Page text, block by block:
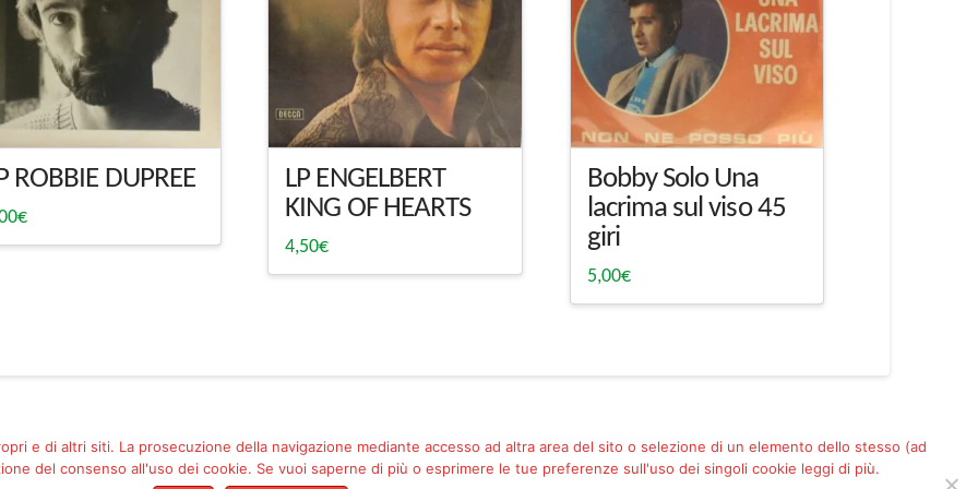
ROBBIE DUPREE
€
LP ENGELBERT
KING OF HEARTS
4,50€
Bobby Solo Una
lacrima sul viso 45
giri
5,00€
FacebookPinterest
e di altri siti. La prosecuzione della navigazione mediante accesso ad altra area del sito o selezione di un elemento dello stesso (ad
del consenso all'uso dei cookie. Se vuoi saperne di più o esprimere le tue preferenze sull'uso dei singoli cookie leggi di più.